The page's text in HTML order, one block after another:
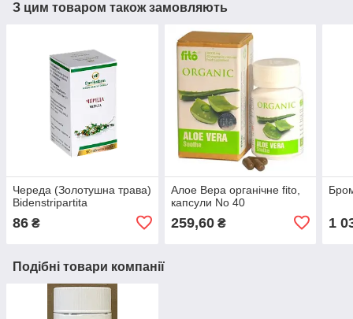
З цим товаром також замовляють
Череда (Золотушна трава)
Bidenstripartita
86 ₴
Алое Вера органічне fito,
капсули No 40
259,60₴ 1
Подібні товари компанії